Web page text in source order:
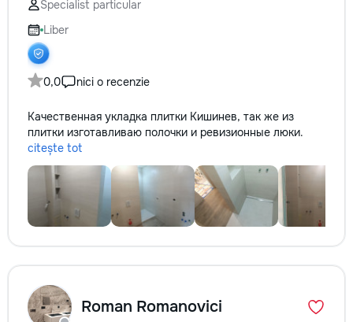
Specialist particular
Liber
0,0 nici o recenzie
Качественная укладка плитки Кишинев, так же из
плитки изготавливаю полочки и ревизионные люки.
citește tot
Roman Romanovici